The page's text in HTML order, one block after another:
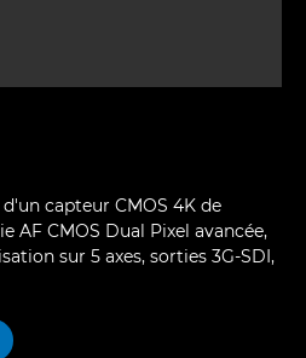
capteur CMOS 4K de
AF CMOS Dual Pixel avancée,
sur 5 axes, sorties 3G-SDI,